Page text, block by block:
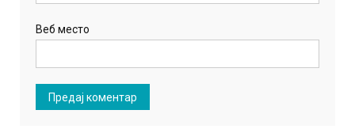
Веб место